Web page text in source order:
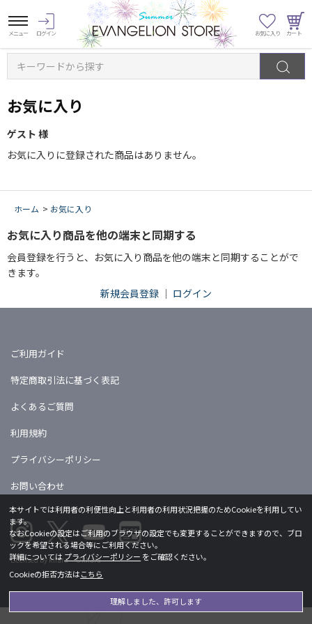
キーワードから探す
お気に入り
ゲスト 様
お気に入りに登録された商品はありません。
ホーム > お気に入り
お気に入り商品を他の端末と同期する
会員登録を行うと、お気に入り商品を他の端末と同期することがで
きます。
新規会員登録 ｜ ログイン
ご利用ガイド
特定商取引法に基づく表記
よくあるご質問
利用規約
プライバシーポリシー
お問い合わせ
Licensed by khara ©khara
本サイトでは利用者の利便性向上と利用者の利用状況把握のためCookieを利用してい
ます。
なおCookieの設定はご利用のブラウザの設定でも変更することができますので、ブロ
ックを希望される場合等にご利用ください。
詳細についてはプライバシーポリシー をご確認ください。
Cookieの拒否方法はこちら
理解しました、許可します